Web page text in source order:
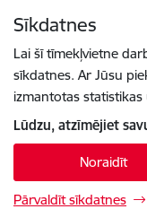
Sīkdatnes
Lai šī tīmekļvietne
sīkdatnes. Ar Jūsu
izmantotas
Lūdzu, atzīmējiet
Noraidīt
Pārvaldīt sīkdatnes